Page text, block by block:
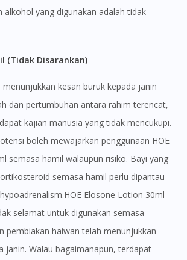
alkohol yang digunakan adalah tidak
(Tidak Disarankan)
kesan buruk kepada janin
dan pertumbuhan antara rahim terencat,
kajian manusia yang tidak mencukupi.
boleh mewajarkan penggunaan HOE
semasa hamil walaupun risiko. Bayi yang
semasa hamil perlu dipantau
Elosone Lotion 30ml
selamat untuk digunakan semasa
pembiakan haiwan telah menunjukkan
janin. Walau bagaimanapun, terdapat